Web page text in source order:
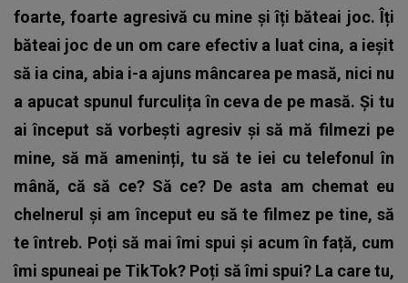
foarte, foarte agresivă cu mine și îți băteai joc. Îți
băteai joc de un om care efectiv a luat cina, a ieșit
să ia cina, abia i-a ajuns mâncarea pe masă, nici nu
a apucat spunul furculița în ceva de pe masă. Și tu
ai început să vorbești agresiv și să mă filmezi pe
mine, să mă ameninți, tu să te iei cu telefonul în
mână, că să ce? Să ce? De asta am chemat eu
chelnerul și am început eu să te filmez pe tine, să
te întreb. Poți să mai îmi spui și acum în față, cum
îmi spuneai pe TikTok? Poți să îmi spui? La care tu,